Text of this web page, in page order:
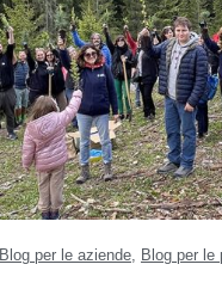
Blog per le aziende, Blog per le